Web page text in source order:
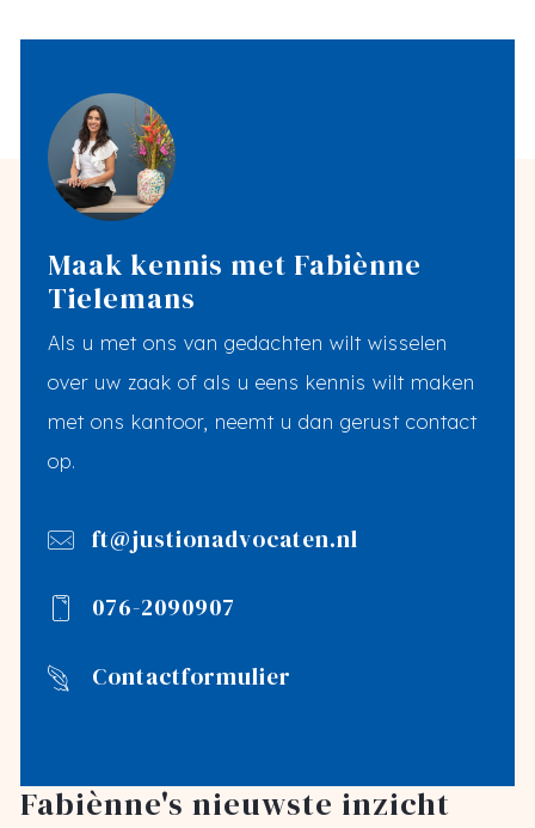
Maak kennis met Fabiènne
Tielemans
Als u met ons van gedachten wilt wisselen
over uw zaak of als u eens kennis wilt maken
met ons kantoor, neemt u dan gerust contact
op.
ft@justionadvocaten.nl
076-2090907
Contactformulier
Fabiènne's nieuwste inzicht